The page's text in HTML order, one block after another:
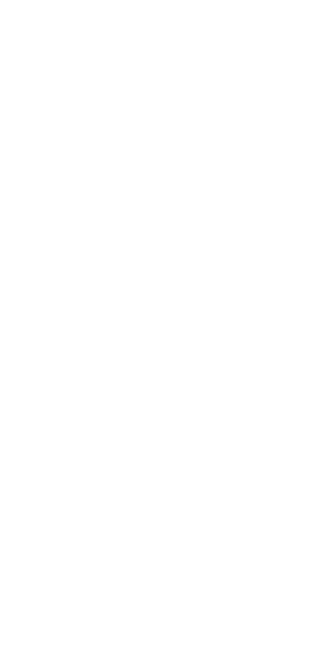
「10000mAh」，卻仍被要求當場丟
片寫稿,成日覺得眼睛乾澀､腦袋好似｢斷